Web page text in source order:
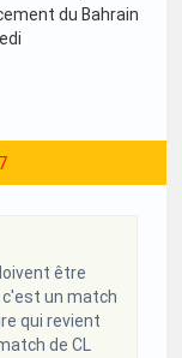
du Bahrain
être
un match
qui revient
de CL